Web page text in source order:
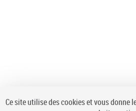
Ce site utilise des cookies et vous donne